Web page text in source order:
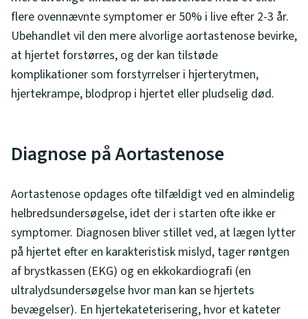
flere ovennævnte symptomer er 50% i live efter 2-3 år.
Ubehandlet vil den mere alvorlige aortastenose bevirke,
at hjertet forstørres, og der kan tilstøde
komplikationer som forstyrrelser i hjerterytmen,
hjertekrampe, blodprop i hjertet eller pludselig død.
Diagnose på Aortastenose
Aortastenose opdages ofte tilfældigt ved en almindelig
helbredsundersøgelse, idet der i starten ofte ikke er
symptomer. Diagnosen bliver stillet ved, at lægen lytter
på hjertet efter en karakteristisk mislyd, tager røntgen
af brystkassen (EKG) og en ekkokardiografi (en
ultralydsundersøgelse hvor man kan se hjertets
bevægelser). En hjertekateterisering, hvor et kateter